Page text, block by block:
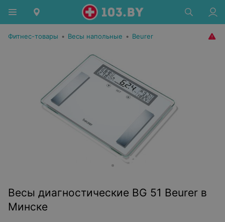
Фитнес-товары • Весы напольные • Beurer
Весы диагностические BG 51 Beurer в
Минске